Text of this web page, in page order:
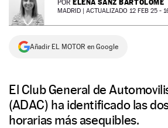
NEWSLETTER
SÍGUENOS
POR ELENA SANZ BARTOLOMÉ
MADRID | ACTUALIZADO 12 FEB 25 -
Añadir EL MOTOR en Google
El Club General de
(ADAC) ha identificado las
horarias más asequibles.